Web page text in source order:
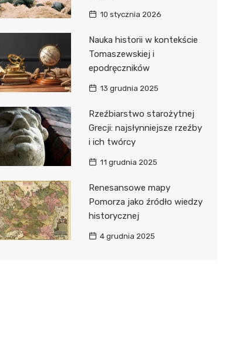
10 stycznia 2026
Nauka historii w kontekście
Tomaszewskiej i
epodręczników
13 grudnia 2025
Rzeźbiarstwo starożytnej
Grecji: najsłynniejsze rzeźby
i ich twórcy
11 grudnia 2025
Renesansowe mapy
Pomorza jako źródło wiedzy
historycznej
4 grudnia 2025